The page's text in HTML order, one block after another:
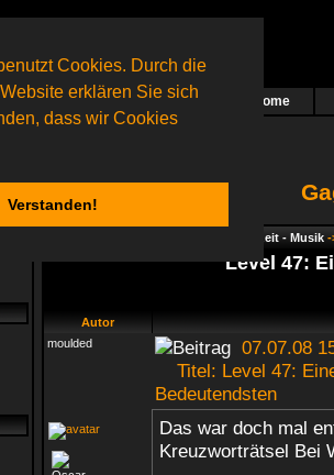
Cookies. Durch die
erklären Sie sich
dass wir Cookies
Verstanden!
Rätsel ist in Arbeit Home
und 32 Gäste)
online:
Hobby & Freizeit - Musik
Level 47:
Autor
moulded
07.07.08
Titel: Level 47:
Bedeutendsten
Das war doch mal
Kreuzworträtsel Bei